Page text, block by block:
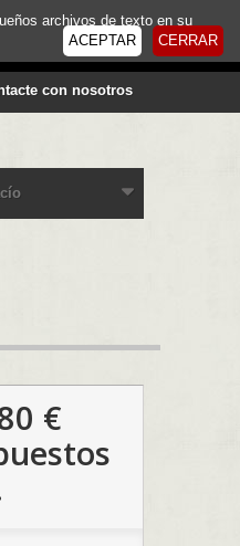
con nosotros
archivos de texto en su
CERRAR
ACEPTAR
€